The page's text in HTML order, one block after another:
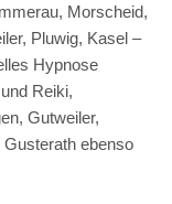
Morscheid,
Pluwig, Kasel –
Hypnose
Reiki,
Gutweiler,
ebenso